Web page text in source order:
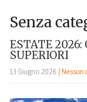
Senza
ESTATE 2026:
SUPERIORI
13 Giugno 2026 | Nessun